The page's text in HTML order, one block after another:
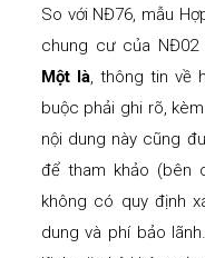
So với NĐ76, mẫu
chung cư của NĐ02
Một là, thông tin về
buộc phải ghi rõ,
nội dung này cũng
để tham khảo (bên
không có quy định
dung và phí bảo